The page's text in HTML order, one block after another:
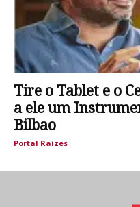
Tire o Tablet e o
a ele um
Bilbao
Portal Raízes